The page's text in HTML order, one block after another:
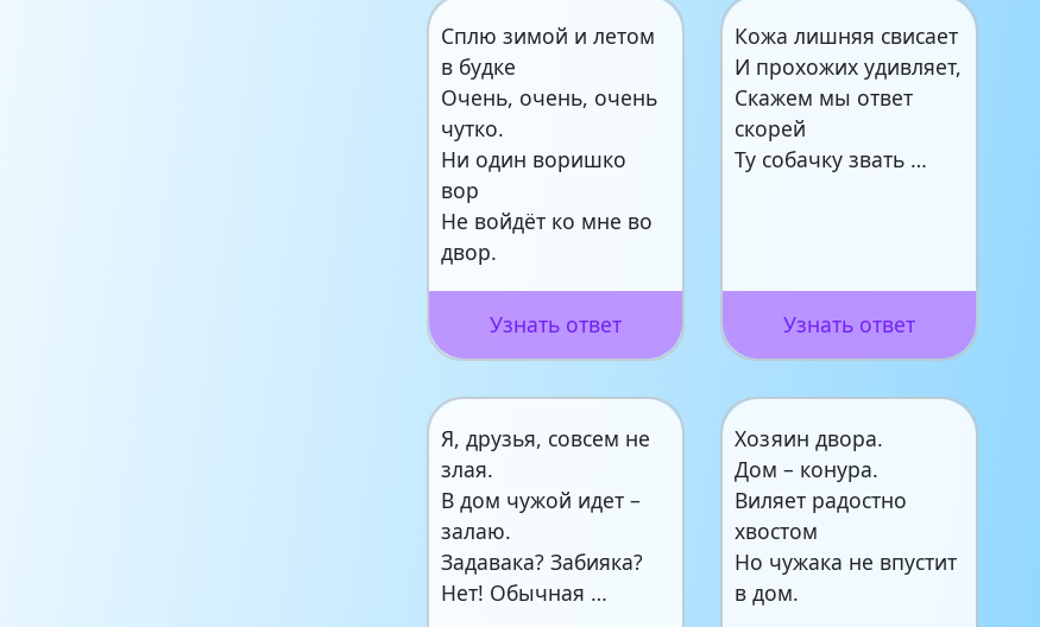
Сплю зимой и летом
в будке
Очень, очень, очень
чутко.
Ни один воришко
вор
Не войдёт ко мне во
двор.
Узнать ответ
Кожа лишняя свисает
И прохожих удивляет,
Скажем мы ответ
скорей
Ту собачку звать …
Узнать ответ
Я, друзья, совсем не
злая.
В дом чужой идет –
залаю.
Задавака? Забияка?
Нет! Обычная …
Хозяин двора.
Дом – конура.
Виляет радостно
хвостом
Но чужака не впустит
в дом.